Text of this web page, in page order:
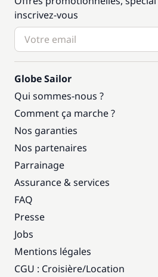
inscrivez-vous
Globe Sailor
Qui sommes-nous ?
Comment ça marche ?
Nos garanties
Nos partenaires
Parrainage
Assurance & services
FAQ
Presse
Jobs
Mentions légales
CGU : Croisière/Location